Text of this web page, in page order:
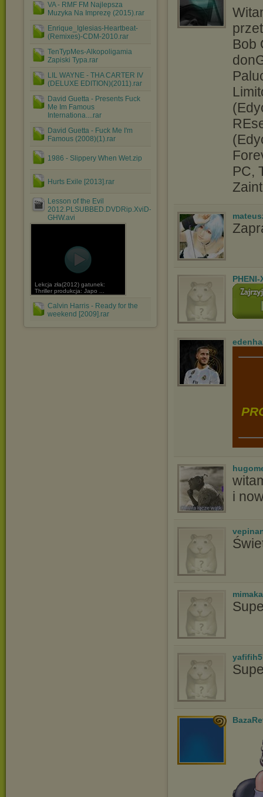
VA - RMF FM Najlepsza
Muzyka Na Imprezę (2015).rar
Enrique_Iglesias-Heartbeat-
(Remixes)-CDM-2010.rar
TenTypMes-Alkopoligamia
Zapiski Typa.rar
LIL WAYNE - THA CARTER IV
(DELUXE EDITION)(2011).rar
David Guetta - Presents Fuck
Me Im Famous
Internationa....rar
David Guetta - Fuck Me I'm
Famous (2008)(1).rar
1986 - Slippery When Wet.zip
Hurts Exile [2013].rar
Lesson of the Evil
2012.PLSUBBED.DVDRip.XviD-
GHW.avi
Lekcja zła(2012) gatunek:
Thriller produkcja: Japo ...
Calvin Harris - Ready for the
weekend [2009].rar
Bob
PC,
PHENI-
i